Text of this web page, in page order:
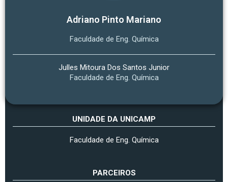
Adriano Pinto Mariano
Faculdade de Eng. Química
Julles Mitoura Dos Santos Junior
Faculdade de Eng. Química
UNIDADE DA UNICAMP
Faculdade de Eng. Química
PARCEIROS